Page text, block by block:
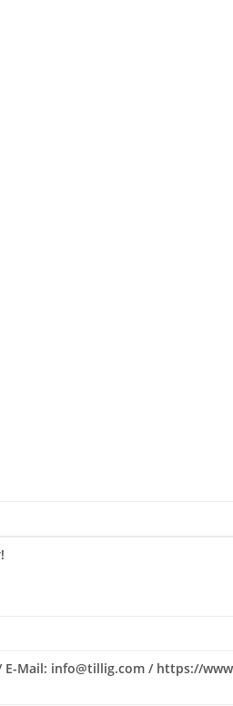
Mail: info@tillig.com / https://